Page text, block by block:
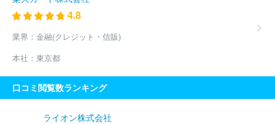
4.8
業界： 金融(クレジット・信販)
本社： 東京都
口コミ閲覧数ランキング
ライオン株式会社